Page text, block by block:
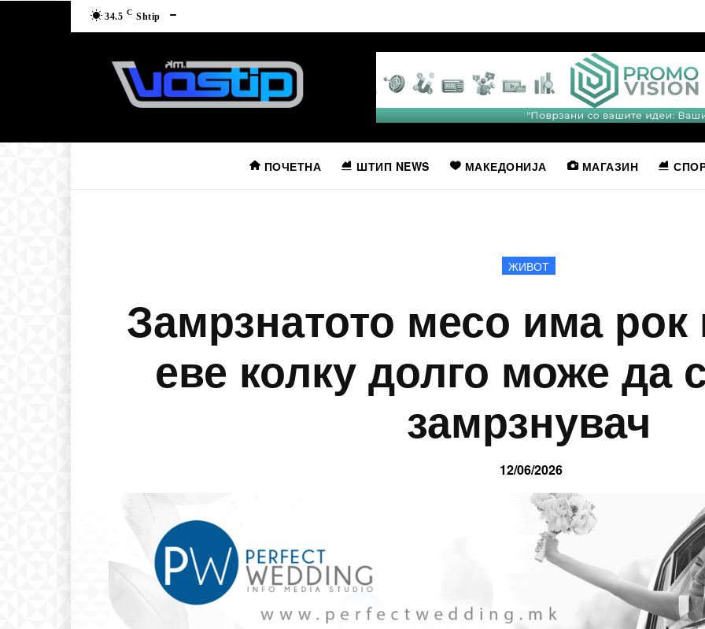
34.5 C Shtip
ПОЧЕТНА ШТИП NEWS МАКЕДОНИЈА МАГАЗИН
ЖИВОТ
Замрзнатото месо има
еве колку долго може да
замрзнувач
12/06/2026